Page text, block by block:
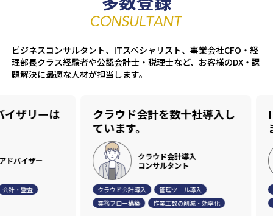
ビジネスコンサルタント、ITスペシャリスト、事業会社CFO・経
理部長クラス経験者や公認会計士・税理士など、お客様のDX・課
題解決に最適な人材が担当します。
リーは
イザー
監査
クラウド会計を数十社導入し
ています。
クラウド会計導入
コンサルタント
クラウド会計導入
管理ツール導入
業務フロー構築
作業工数の削減・効率化
ま
J-
資金